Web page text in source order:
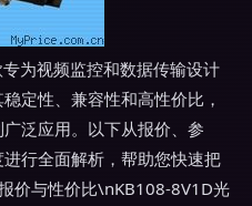
为视频监控和数据传输设计
定性、兼容性和高性价比，
泛应用。以下从报价、参
行全面解析，帮助您快速把
价与性价比\nKB108-8V1D光